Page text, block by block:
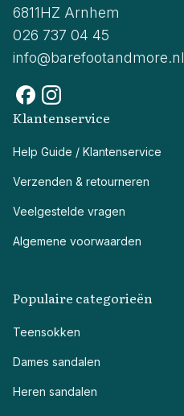
6811HZ Arnhem
026 737 04 45
info@barefootandmore.nl
Klantenservice
Help Guide / Klantenservice
Verzenden & retourneren
Veelgestelde vragen
Algemene voorwaarden
Populaire categorieën
Teensokken
Dames sandalen
Heren sandalen